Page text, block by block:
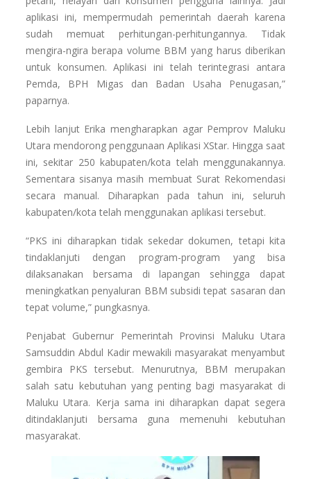
aplikasi ini, mempermudah pemerintah daerah karena
sudah memuat perhitungan-perhitungannya. Tidak
mengira-ngira berapa volume BBM yang harus diberikan
untuk konsumen. Aplikasi ini telah terintegrasi antara
Pemda, BPH Migas dan Badan Usaha Penugasan,”
paparnya.
Lebih lanjut Erika mengharapkan agar Pemprov Maluku
Utara mendorong penggunaan Aplikasi XStar. Hingga saat
ini, sekitar 250 kabupaten/kota telah menggunakannya.
Sementara sisanya masih membuat Surat Rekomendasi
secara manual. Diharapkan pada tahun ini, seluruh
kabupaten/kota telah menggunakan aplikasi tersebut.
“PKS ini diharapkan tidak sekedar dokumen, tetapi kita
tindaklanjuti dengan program-program yang bisa
dilaksanakan bersama di lapangan sehingga dapat
meningkatkan penyaluran BBM subsidi tepat sasaran dan
tepat volume,” pungkasnya.
Penjabat Gubernur Pemerintah Provinsi Maluku Utara
Samsuddin Abdul Kadir mewakili masyarakat menyambut
gembira PKS tersebut. Menurutnya, BBM merupakan
salah satu kebutuhan yang penting bagi masyarakat di
Maluku Utara. Kerja sama ini diharapkan dapat segera
ditindaklanjuti bersama guna memenuhi kebutuhan
masyarakat.